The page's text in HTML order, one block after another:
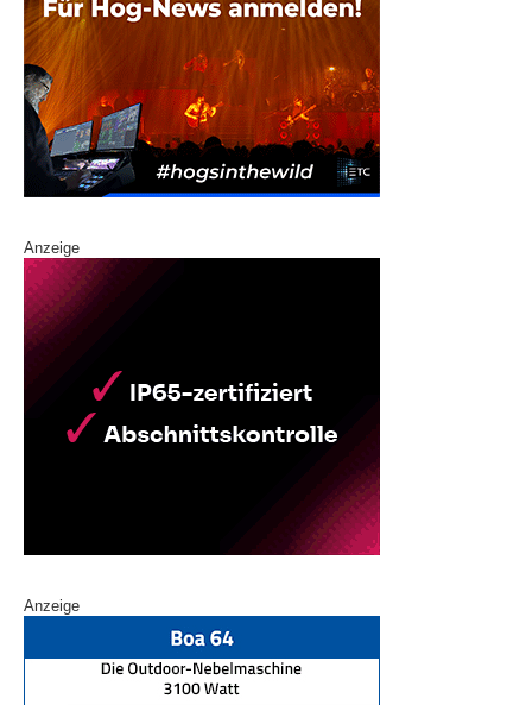
Anzeige
Anzeige